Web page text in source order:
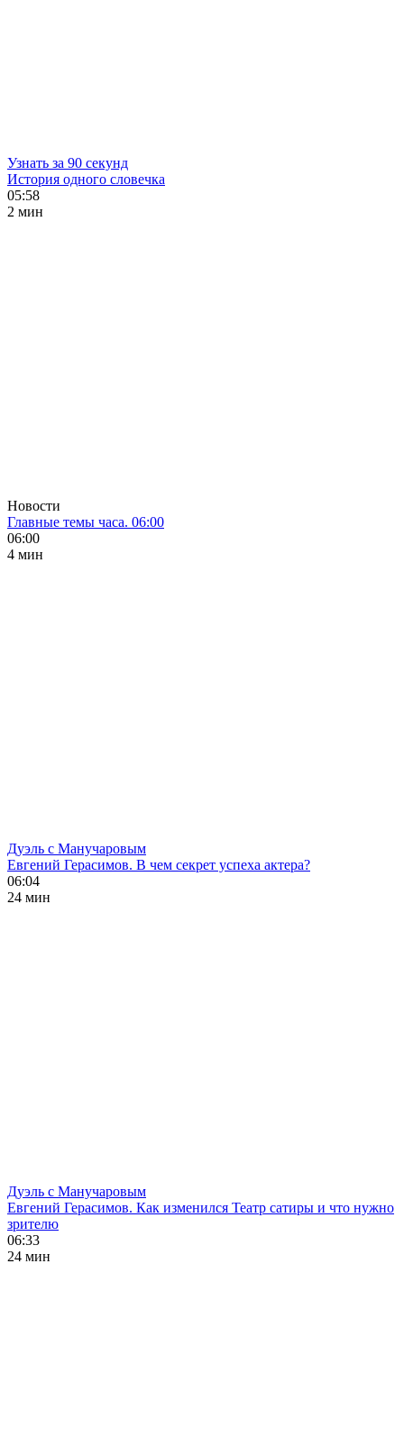
Узнать за 90 секунд
История одного словечка
05:58
2 мин
Новости
Главные темы часа. 06:00
06:00
4 мин
Дуэль с Манучаровым
Евгений Герасимов. В чем секрет успеха актера?
06:04
24 мин
Дуэль с Манучаровым
Евгений Герасимов. Как изменился Театр сатиры и что нужно
зрителю
06:33
24 мин